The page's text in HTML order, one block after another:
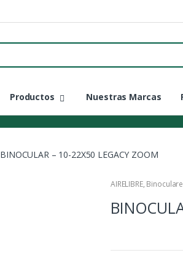
Productos Nuestras Marcas
BINOCULAR – 10-22X50 LEGACY ZOOM
AIRELIBRE,